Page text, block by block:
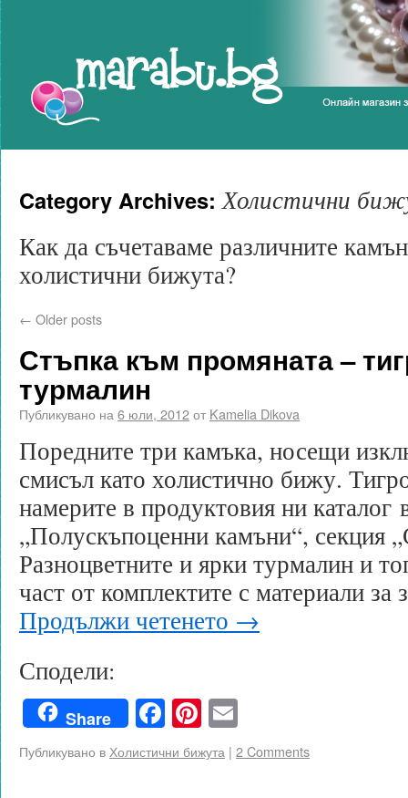
Category Archives:Холистични
Как да съчетаваме различните
холистични бижута?
← Older posts
Стъпка към промяната –
турмалин
Публикувано на 6 юли, 2012от Kamelia Dikova
Поредните три камъка, носещи
смисъл като холистично бижу.
намерите в продуктовия ни каталог
„Полускъпоценни камъни“, секция
Разноцветните и ярки турмалин и
част от комплектите с материали
Продължи четенето →
Сподели:
Share Facebook
Pinterest
Публикувано в Холистични бижута | 2 Comments